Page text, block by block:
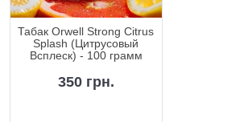
Табак Orwell Strong Citrus
Splash (Цитрусовый
Всплеск) - 100 грамм
350 грн.